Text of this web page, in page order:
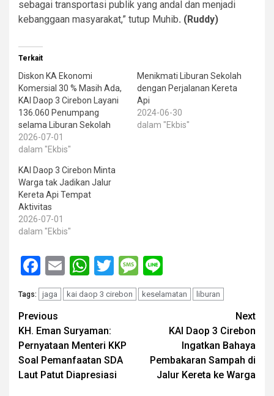
sebagai transportasi publik yang andal dan menjadi
kebanggaan masyarakat,” tutup Muhib. (Ruddy)
Terkait
Diskon KA Ekonomi
Komersial 30 % Masih Ada,
KAI Daop 3 Cirebon Layani
136.060 Penumpang
selama Liburan Sekolah
2026-07-01
dalam "Ekbis"
Menikmati Liburan Sekolah
dengan Perjalanan Kereta
Api
2024-06-30
dalam "Ekbis"
KAI Daop 3 Cirebon Minta
Warga tak Jadikan Jalur
Kereta Api Tempat
Aktivitas
2026-07-01
dalam "Ekbis"
Facebook
EmailWhatsApp
TwitterMessage
Tags: jaga kai daop 3 cirebon keselamatan liburan
Post
navigation
Previous
KH. Eman Suryaman:
Pernyataan Menteri KKP
Soal Pemanfaatan SDA
Laut Patut Diapresiasi
Next
KAI Daop 3 Cirebon
Ingatkan Bahaya
Pembakaran Sampah di
Jalur Kereta ke Warga